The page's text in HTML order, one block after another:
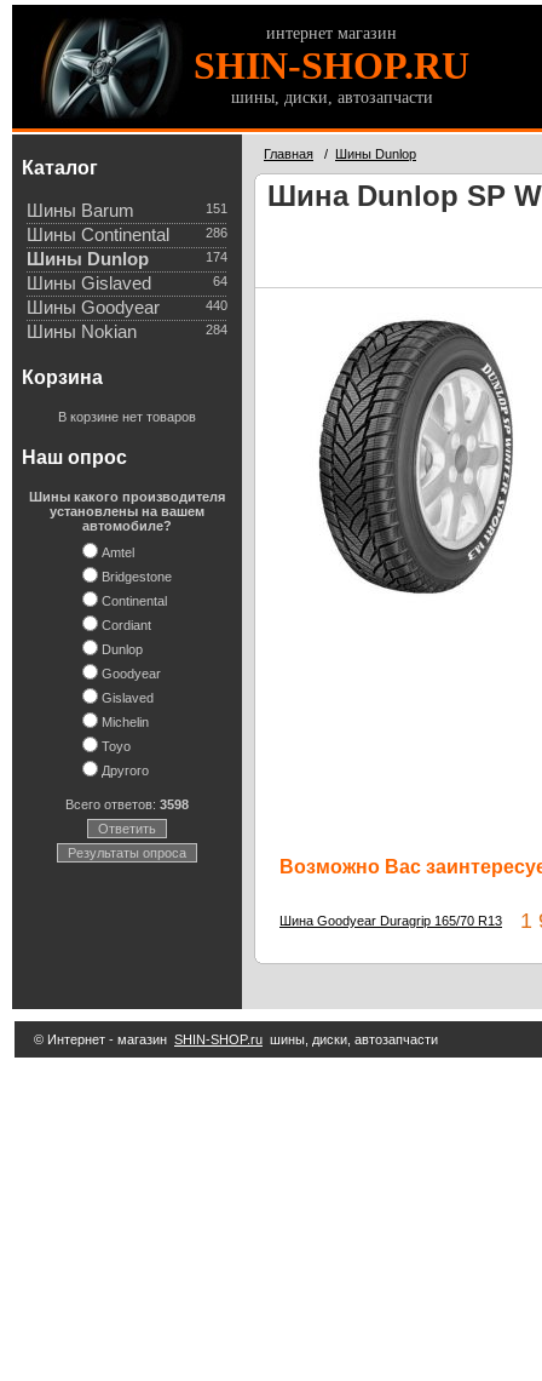
интернет магазин
SHIN-SHOP.RU
шины, диски, автозапчасти
Каталог
151
Шины Barum
286
Шины Continental
174
Шины Dunlop
64
Шины Gislaved
440
Шины Goodyear
284
Шины Nokian
Корзина
В корзине нет товаров
Наш опрос
Шины какого производителя
установлены на вашем
автомобиле?
Amtel
Bridgestone
Continental
Cordiant
Dunlop
Goodyear
Gislaved
Michelin
Toyo
Другого
Всего ответов: 3598
Ответить
Результаты опроса
Главная / Шины Dunlop
Шина Dunlop SP
Возможно Вас
Шина Goodyear Duragrip 165/70 R13 1
© Интернет - магазин SHIN-SHOP.ru шины, диски, автозапчасти